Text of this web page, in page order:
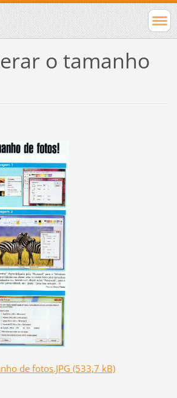
o tamanho
de fotos.JPG (533,7 kB)